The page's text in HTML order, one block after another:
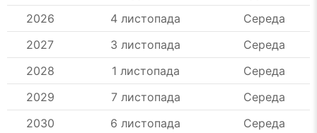
2026
4 листопада
Середа
2027
3 листопада
Середа
2028
1 листопада
Середа
2029
7 листопада
Середа
2030
6 листопада Середа